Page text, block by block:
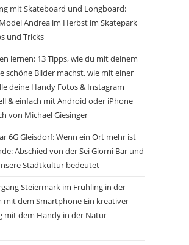
mit Skateboard und Longboard:
Andrea im Herbst im Skatepark
und Tricks
lernen: 13 Tipps, wie du mit deinem
schöne Bilder machst, wie mit einer
deine Handy Fotos & Instagram
& einfach mit Android oder iPhone
von Michael Giesinger
6G Gleisdorf: Wenn ein Ort mehr ist
Abschied von der Sei Gior­ni Bar und
Stadtkultur bedeutet
Steiermark im Frühling in der
mit dem Smartphone Ein kreativer
mit dem Handy in der Natur